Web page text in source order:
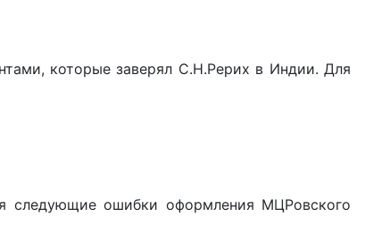
которые заверял С.Н.Рерих в Индии. Для
следующие ошибки оформления МЦРовского